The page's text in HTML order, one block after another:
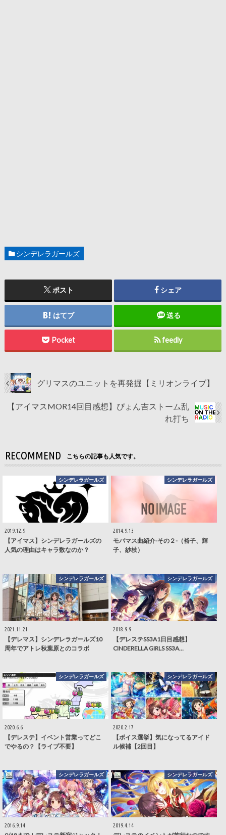
シンデレラガールズ
ポスト シェア
はてブ 送る
Pocket feedly
グリマスのユニットを再発掘【ミリオンライブ】
【アイマスMOR14回目感想】ぴょん吉ストーム乱
れ打ち
RECOMMEND こちらの記事も人気です。
シンデレラガールズ
2019.12.9
【アイマス】シンデレラガールズの
人気の理由はキャラ数なのか？
シンデレラガールズ
2014.9.13
モバマス曲紹介-その２-（裕子、輝
子、紗枝）
シンデレラガールズ
2021.11.21
【デレマス】シンデレラガールズ10
周年でアトレ秋葉原とのコラボ
シンデレラガールズ
2018.9.9
【デレステSS3A1日目感想】
CINDERELLA GIRLS SS3A…
シンデレラガールズ
2020.6.6
【デレステ】イベント営業ってどこ
でやるの？【ライブ不要】
シンデレラガールズ
2020.2.17
【ボイス選挙】気になってるアイド
ル候補【2回目】
シンデレラガールズ
2016.9.14
シンデレラガールズ
2019.4.14